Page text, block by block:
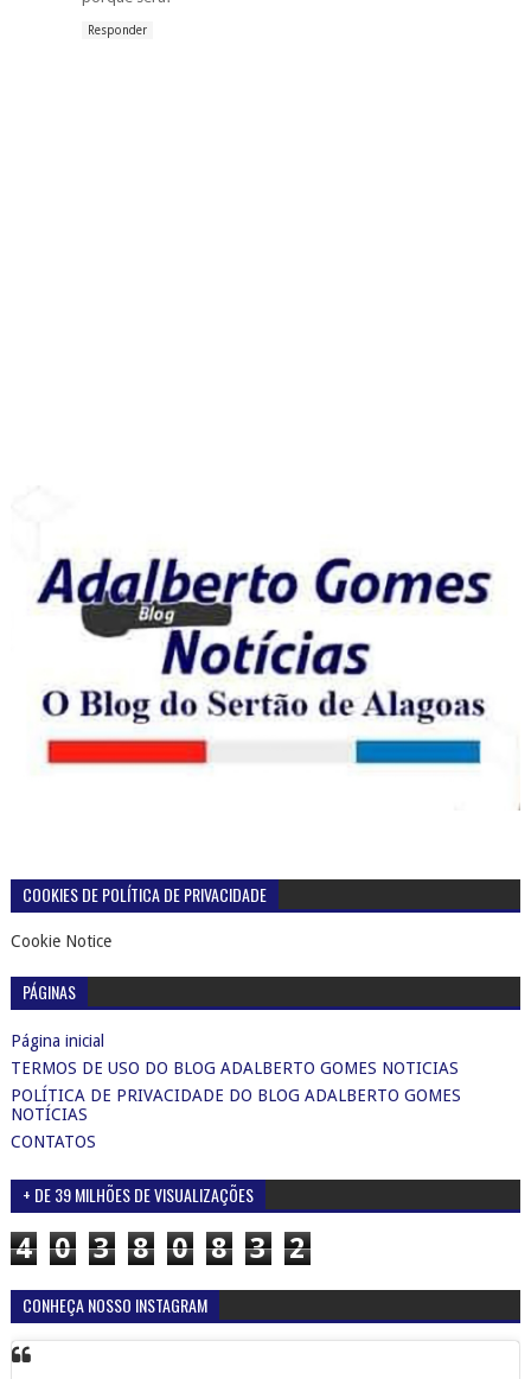
Responder
COOKIES DE POLÍTICA DE PRIVACIDADE
Cookie Notice
PÁGINAS
Página inicial
TERMOS DE USO DO BLOG ADALBERTO GOMES NOTICIAS
POLÍTICA DE PRIVACIDADE DO BLOG ADALBERTO GOMES
NOTÍCIAS
CONTATOS
+ DE 39 MILHÕES DE VISUALIZAÇÕES
4 0 3 8 0 8 3 2
CONHEÇA NOSSO INSTAGRAM